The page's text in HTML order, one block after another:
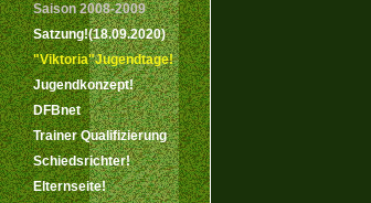
Saison 2008-2009
Satzung!(18.09.2020)
"Viktoria"Jugendtage!
Jugendkonzept!
DFBnet
Trainer Qualifizierung
Schiedsrichter!
Elternseite!